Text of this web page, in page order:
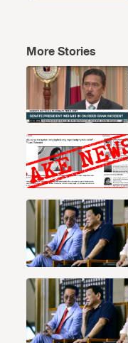
More Stories